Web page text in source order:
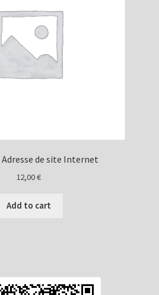
Adresse de site Internet
12,00€
Add to cart